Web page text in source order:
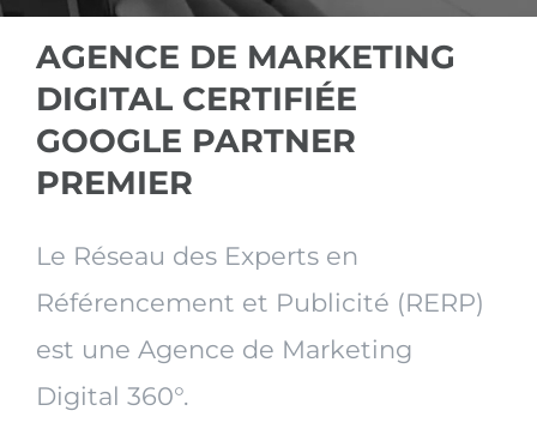
AGENCE DE MARKETING
DIGITAL CERTIFIÉE
GOOGLE PARTNER
PREMIER
Le Réseau des Experts en
Référencement et Publicité (RERP)
est une Agence de Marketing
Digital 360°.